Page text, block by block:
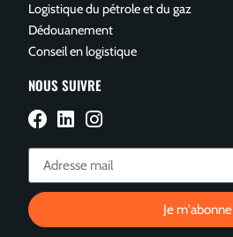
Logistique du pétrole et du gaz
Dédouanement
Conseil en logistique
NOUS SUIVRE
Je m'abonne